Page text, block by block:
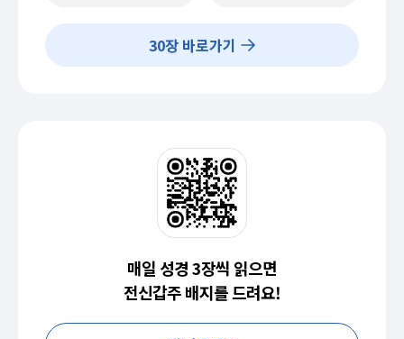
30장 바로가기
매일 성경 3장씩 읽으면
전신갑주 배지를 드려요!